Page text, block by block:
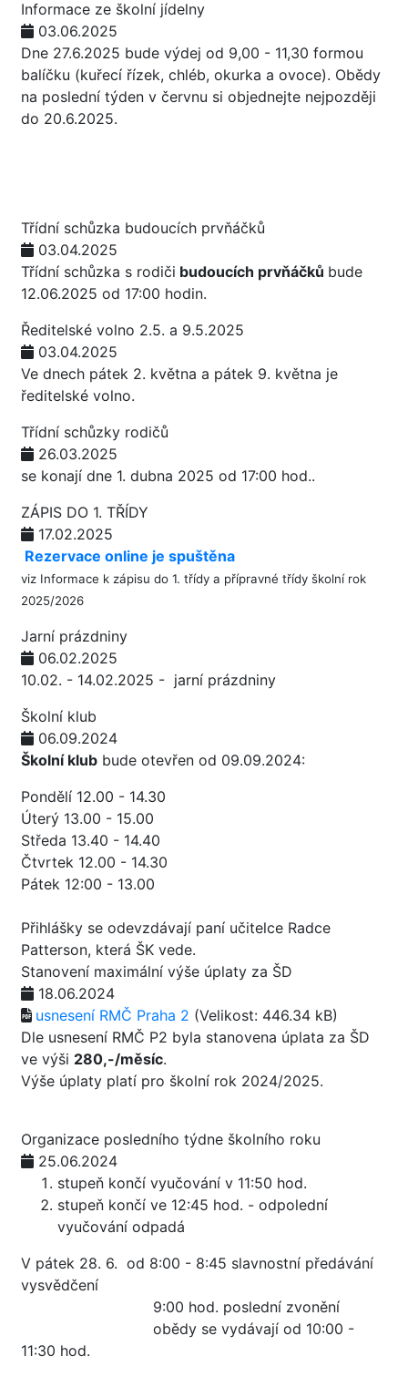
Informace ze školní jídelny
03.06.2025
Dne 27.6.2025 bude výdej od 9,00 - 11,30 formou
balíčku (kuřecí řízek, chléb, okurka a ovoce). Obědy
na poslední týden v červnu si objednejte nejpozději
do 20.6.2025.
Třídní schůzka budoucích prvňáčků
03.04.2025
Třídní schůzka s rodiči budoucích prvňáčků bude
12.06.2025 od 17:00 hodin.
Ředitelské volno 2.5. a 9.5.2025
03.04.2025
Ve dnech pátek 2. května a pátek 9. května je
ředitelské volno.
Třídní schůzky rodičů
26.03.2025
se konají dne 1. dubna 2025 od 17:00 hod..
ZÁPIS DO 1. TŘÍDY
17.02.2025
Rezervace online je spuštěna
viz Informace k zápisu do 1. třídy a přípravné třídy školní rok
2025/2026
Jarní prázdniny
06.02.2025
10.02. - 14.02.2025 - jarní prázdniny
Školní klub
06.09.2024
Školní klub bude otevřen od 09.09.2024:
Pondělí 12.00 - 14.30
Úterý 13.00 - 15.00
Středa 13.40 - 14.40
Čtvrtek 12.00 - 14.30
Pátek 12:00 - 13.00
Přihlášky se odevzdávají paní učitelce Radce
Patterson, která ŠK vede.
Stanovení maximální výše úplaty za ŠD
18.06.2024
usnesení RMČ Praha 2 (Velikost: 446.34 kB)
Dle usnesení RMČ P2 byla stanovena úplata za ŠD
ve výši 280,-/měsíc.
Výše úplaty platí pro školní rok 2024/2025.
Organizace posledního týdne školního roku
25.06.2024
stupeň končí vyučování v 11:50 hod.
stupeň končí ve 12:45 hod. - odpolední
vyučování odpadá
V pátek 28. 6. od 8:00 - 8:45 slavnostní předávání
vysvědčení
9:00 hod. poslední zvonění
obědy se vydávají od 10:00 -
11:30 hod.